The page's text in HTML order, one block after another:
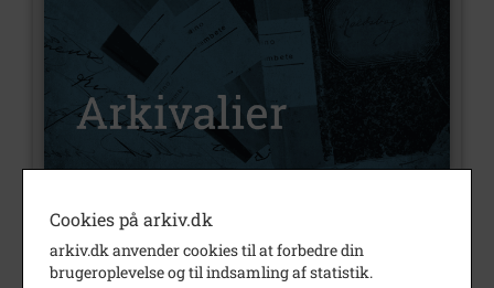
Nummer
Type
Arkivalier
Cookies på arkiv.dk
arkiv.dk anvender cookies til at forbedre din
brugeroplevelse og til indsamling af statistik.